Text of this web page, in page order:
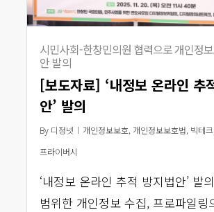
시민사회-한창민의원 협력으로 개인정
안 발의
[보도자료] ‘내정보 온라인 추
안’ 발의
By 디정넷 개인정보보호, 개인정보보호법, 빅테크
프라이버시
‘내정보 온라인 추적 방지법안’ 발
범위한 개인정보 수집, 프로파일링